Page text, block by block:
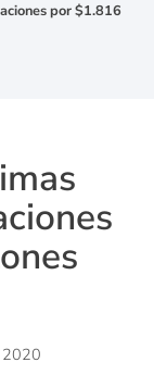
por $1.816
2020